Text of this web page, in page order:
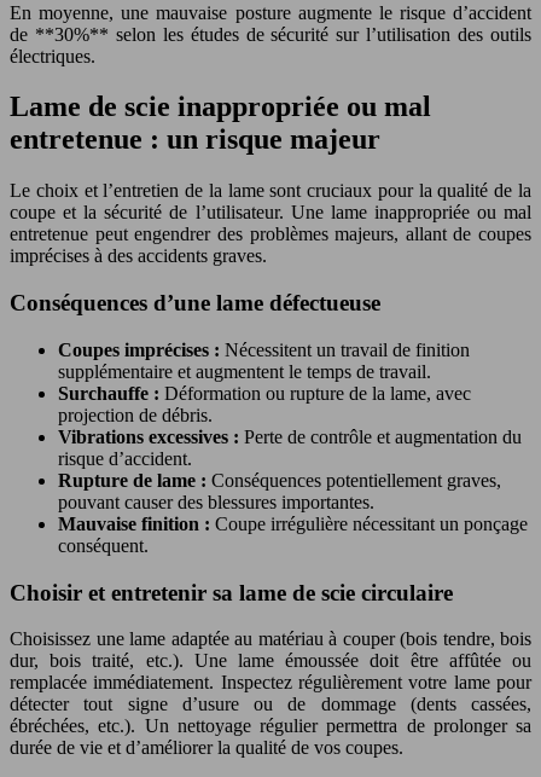
En moyenne, une mauvaise posture augmente le risque d’accident
de **30%** selon les études de sécurité sur l’utilisation des outils
électriques.
Lame de scie inappropriée ou mal
entretenue : un risque majeur
Le choix et l’entretien de la lame sont cruciaux pour la qualité de la
coupe et la sécurité de l’utilisateur. Une lame inappropriée ou mal
entretenue peut engendrer des problèmes majeurs, allant de coupes
imprécises à des accidents graves.
Conséquences d’une lame défectueuse
Coupes imprécises : Nécessitent un travail de finition
supplémentaire et augmentent le temps de travail.
Surchauffe : Déformation ou rupture de la lame, avec
projection de débris.
Vibrations excessives : Perte de contrôle et augmentation du
risque d’accident.
Rupture de lame : Conséquences potentiellement graves,
pouvant causer des blessures importantes.
Mauvaise finition : Coupe irrégulière nécessitant un ponçage
conséquent.
Choisir et entretenir sa lame de scie circulaire
Choisissez une lame adaptée au matériau à couper (bois tendre, bois
dur, bois traité, etc.). Une lame émoussée doit être affûtée ou
remplacée immédiatement. Inspectez régulièrement votre lame pour
détecter tout signe d’usure ou de dommage (dents cassées,
ébréchées, etc.). Un nettoyage régulier permettra de prolonger sa
durée de vie et d’améliorer la qualité de vos coupes.